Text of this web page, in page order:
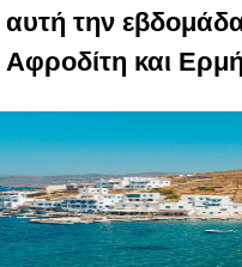
αυτή την
Αφροδίτη και